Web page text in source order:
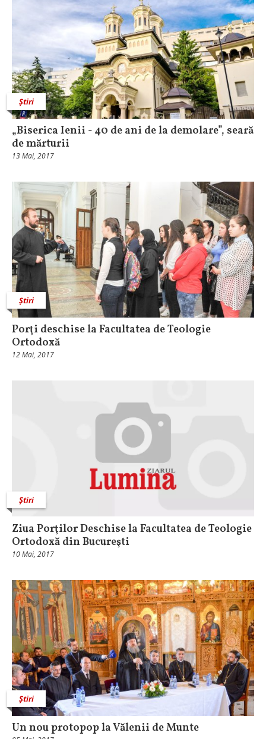
Știri
„Biserica Ienii - 40 de ani de la demolare”, seară
de mărturii
13 Mai, 2017
Știri
Porţi deschise la Facultatea de Teologie
Ortodoxă
12 Mai, 2017
Știri
Ziua Porţilor Deschise la Facultatea de Teologie
Ortodoxă din Bucureşti
10 Mai, 2017
Știri
Un nou protopop la Vălenii de Munte